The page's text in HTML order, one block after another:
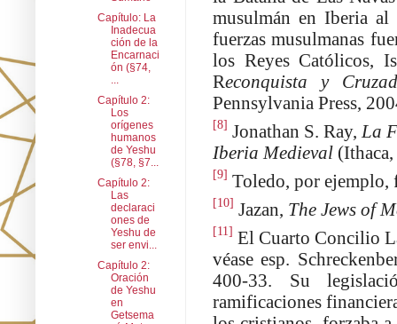
musulmán en Iberia
fuerzas musulmanas
los Reyes Católicos,
Reconquista y
Pennsylvania Press,
[8] Jonathan S. Ray, La
Iberia Medieval
[9] Toledo, por ejemplo,
[10] Jazan, The Jews of
[11] El Cuarto Concilio
véase esp.
400-33. Su
ramificaciones
Capítulo: La
Inadecua
ción de la
Encarnaci
ón (§74,
...
Capítulo 2:
Los
orígenes
humanos
de Yeshu
(§78, §7...
Capítulo 2:
Las
declaraci
ones de
Yeshu de
ser envi...
Capítulo 2:
Oración
de Yeshu
en
Getsema